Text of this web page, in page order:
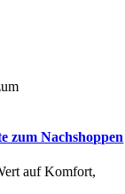
zum Nachshoppen
auf Komfort,